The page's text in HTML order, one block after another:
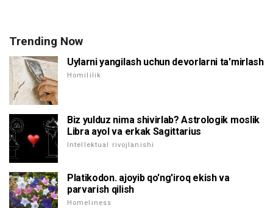
Trending Now
Uylarni yangilash uchun devorlarni ta'mirlash
Homililik
Biz yulduz nima shivirlab? Astrologik moslik
Libra ayol va erkak Sagittarius
Intellektual rivojlanishi
Platikodon. ajoyib qo'ng'iroq ekish va
parvarish qilish
Homeliness